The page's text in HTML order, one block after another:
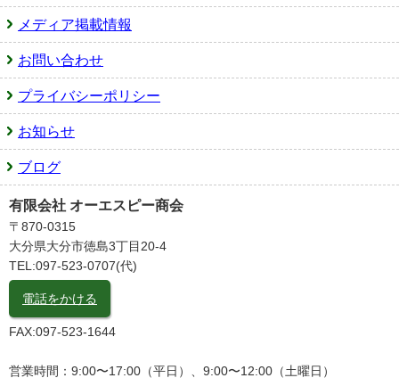
メディア掲載情報
お問い合わせ
プライバシーポリシー
お知らせ
ブログ
有限会社 オーエスピー商会
〒870-0315
大分県大分市徳島3丁目20-4
TEL:097-523-0707(代)
電話をかける
FAX:097-523-1644
営業時間：9:00〜17:00（平日）、9:00〜12:00（土曜日）